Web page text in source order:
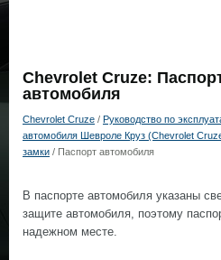
Chevrolet Cruze:
автомобиля
Chevrolet Cruze / Руководство по
автомобиля Шевроле Круз (Chevrolet
замки / Паспорт автомобиля
В паспорте автомобиля указаны
защите автомобиля, поэтому
надежном месте.